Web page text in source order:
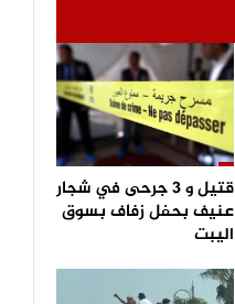
قتيل و 3 جرحى في شجار
عنيف بحفل زفاف بسوق
اليبت